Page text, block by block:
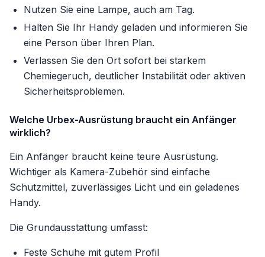
Nutzen Sie eine Lampe, auch am Tag.
Halten Sie Ihr Handy geladen und informieren Sie
eine Person über Ihren Plan.
Verlassen Sie den Ort sofort bei starkem
Chemiegeruch, deutlicher Instabilität oder aktiven
Sicherheitsproblemen.
Welche Urbex-Ausrüstung braucht ein Anfänger
wirklich?
Ein Anfänger braucht keine teure Ausrüstung.
Wichtiger als Kamera-Zubehör sind einfache
Schutzmittel, zuverlässiges Licht und ein geladenes
Handy.
Die Grundausstattung umfasst:
Feste Schuhe mit gutem Profil